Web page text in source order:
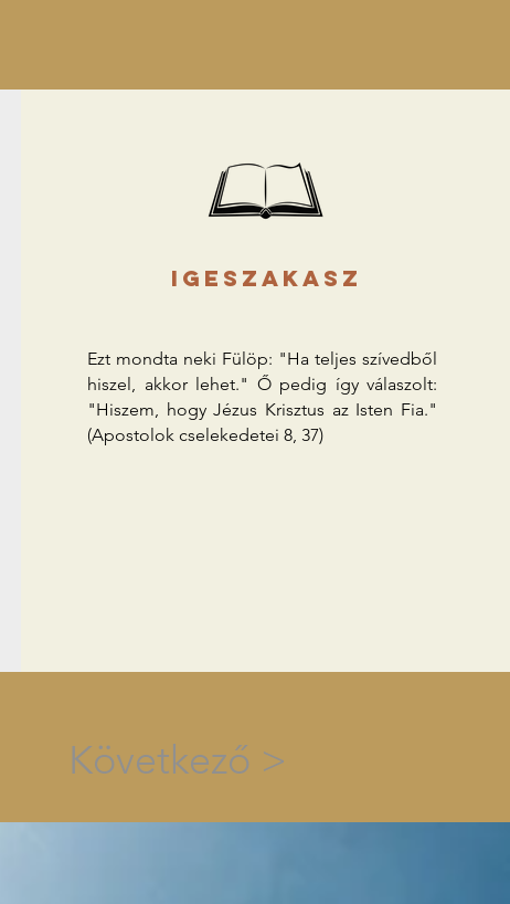
igeszakasz
Ezt mondta neki Fülöp: "Ha teljes szívedből
hiszel, akkor lehet." Ő pedig így válaszolt:
"Hiszem, hogy Jézus Krisztus az Isten Fia."
(Apostolok cselekedetei 8, 37)
Következő >